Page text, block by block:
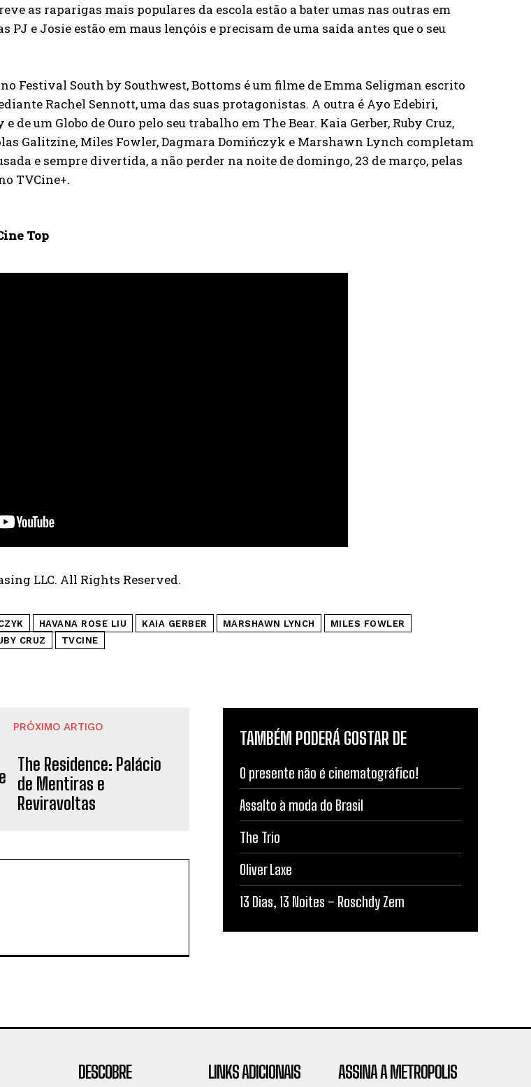
as raparigas mais populares da escola estão a bater umas nas outras em
PJ e Josie estão em maus lençóis e precisam de uma saída antes que o seu
Festival South by Southwest, Bottoms é um filme de Emma Seligman escrito
Rachel Sennott, uma das suas protagonistas. A outra é Ayo Edebiri,
de um Globo de Ouro pelo seu trabalho em The Bear. Kaia Gerber, Ruby Cruz,
Galitzine, Miles Fowler, Dagmara Domińczyk e Marshawn Lynch completam
e sempre divertida, a não perder na noite de domingo, 23 de março, pelas
TVCine+.
Top
LLC. All Rights Reserved.
HAVANA ROSE LIU KAIA GERBER MARSHAWN LYNCH
MILES FOWLER
CRUZ TVCINE
PRÓXIMO ARTIGO
The Residence: Palácio
de Mentiras e
Reviravoltas
TAMBÉM PODERÁ GOSTAR DE
O presente não é cinematográfico!
Assalto à moda do Brasil
The Trio
Oliver Laxe
13 Dias, 13 Noites – Roschdy Zem
DESCOBRE LINKS ADICIONAIS ASSINA A METROPOLIS